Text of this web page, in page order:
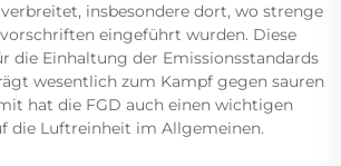
insbesondere dort, wo strenge
eingeführt wurden. Diese
die Einhaltung der Emissionsstandards
wesentlich zum Kampf gegen sauren
hat die FGD auch einen wichtigen
die Luftreinheit im Allgemeinen.